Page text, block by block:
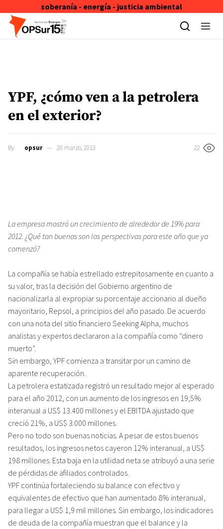
soberanía - energía - justicia ambiental
Skip to content
YPF, ¿cómo ven a la petrolera
en el exterior?
By opsur 20 marzo, 2013 22
La empresa mostró un crecimiento de alrededor de 19% para
2012. ¿Qué tan buenas son las perspectivas para este año que ya
comenzó?
La compañía se había estrellado estrepitosamente en cuanto a
su valor, tras la decisión del Gobierno argentino de
nacionalizarla al expropiar su porcentaje accionario al dueño
mayoritario, Repsol, a principios del año pasado. De acuerdo
con una nota del sitio financiero Seeking Alpha, muchos
analistas y expertos declararon a la compañía como “dinero
muerto”.
Sin embargo, YPF comienza a transitar por un camino de
aparente recuperación.
La petrolera estatizada registró un resultado mejor al esperado
para el año 2012, con un aumento de los ingresos en 19,5%
interanual a US$ 13.400 millones y el EBITDA ajustado que
creció 21%, a US$ 3.000 millones.
Pero no todo son buenas noticias. A pesar de estos buenos
resultados, los ingresos netos cayeron 12% interanual, a US$
198 millones. Esta baja en la utilidad neta se atribuyó a una serie
de pérdidas de afiliados controlados.
YPF continúa fortaleciendo su balance con efectivo y
equivalentes de efectivo que han aumentado 8% interanual,
para llegar a US$ 1,9 mil millones. Sin embargo, los indicadores
de deuda de la compañía muestran que el balance y la